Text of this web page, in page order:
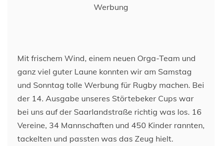
Werbung
Mit frischem Wind, einem neuen Orga-Team und
ganz viel guter Laune konnten wir am Samstag
und Sonntag tolle Werbung für Rugby machen. Bei
der 14. Ausgabe unseres Störtebeker Cups war
bei uns auf der Saarlandstraße richtig was los. 16
Vereine, 34 Mannschaften und 450 Kinder rannten,
tackelten und passten was das Zeug hielt.